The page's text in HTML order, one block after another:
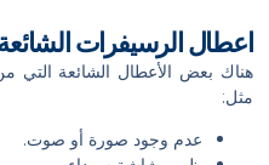
اعطال الرسيفرات
هناك بعض الأعطال الشائعة
مثل:
عدم وجود صورة أو صوت.